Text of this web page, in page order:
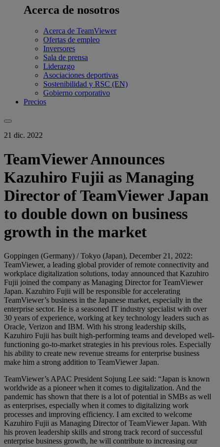
Acerca de nosotros
Acerca de TeamViewer
Ofertas de empleo
Inversores
Sala de prensa
Liderazgo
Asociaciones deportivas
Sostenibilidad y RSC (EN)
Gobierno corporativo
Precios
21 dic. 2022
TeamViewer Announces
Kazuhiro Fujii as Managing
Director of TeamViewer Japan
to double down on business
growth in the market
Goppingen (Germany) / Tokyo (Japan), December 21, 2022:
TeamViewer, a leading global provider of remote connectivity and
workplace digitalization solutions, today announced that Kazuhiro
Fujii joined the company as Managing Director for TeamViewer
Japan. Kazuhiro Fujii will be responsible for accelerating
TeamViewer’s business in the Japanese market, especially in the
enterprise sector. He is a seasoned IT industry specialist with over
30 years of experience, working at key technology leaders such as
Oracle, Verizon and IBM. With his strong leadership skills,
Kazuhiro Fujii has built high-performing teams and developed well-
functioning go-to-market strategies in his previous roles. Especially
his ability to create new revenue streams for enterprise business
make him a strong addition to TeamViewer Japan.
TeamViewer’s APAC President Sojung Lee said: “Japan is known
worldwide as a pioneer when it comes to digitalization. And the
pandemic has shown that there is a lot of potential in SMBs as well
as enterprises, especially when it comes to digitalizing work
processes and improving efficiency. I am excited to welcome
Kazuhiro Fujii as Managing Director of TeamViewer Japan. With
his proven leadership skills and strong track record of successful
enterprise business growth, he will contribute to increasing our